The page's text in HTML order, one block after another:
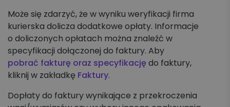
Przesyłki krajowe
Przesyłki międzynarodowe
Palety krajowe i międzynarodowe
Może się zdarzyć, że w wyniku weryfikacji firma
kurierska dolicza dodatkowe opłaty. Informacje
o doliczonych opłatach można znaleźć w
specyfikacji dołączonej do faktury. Aby
pobrać fakturę oraz specyfikacjędo faktury,
kliknij w zakładkę Faktury.
Dopłaty do faktury wynikające z przekroczenia